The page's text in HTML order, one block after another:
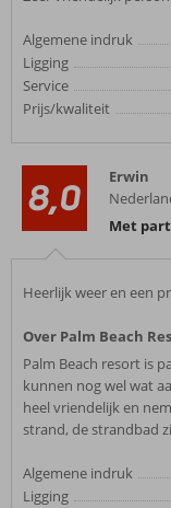
Algemene indruk
Ligging
Service
Prijs/kwaliteit
8,0
Erwin
Met
Heerlijk weer en een
Over Palm Beach
Palm Beach resort is
kunnen nog wel wat
heel vriendelijk en
strand, de strandbad
Algemene indruk
Ligging